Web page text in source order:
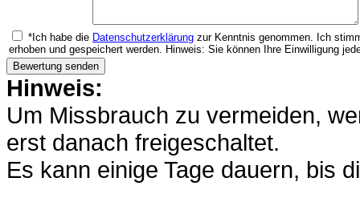
*Ich habe die Datenschutzerklärung zur Kenntnis genommen. Ich
erhoben und gespeichert werden. Hinweis: Sie können Ihre Einwilligung
Hinweis:
Um Missbrauch zu vermeiden,
erst danach freigeschaltet.
Es kann einige Tage dauern, bis